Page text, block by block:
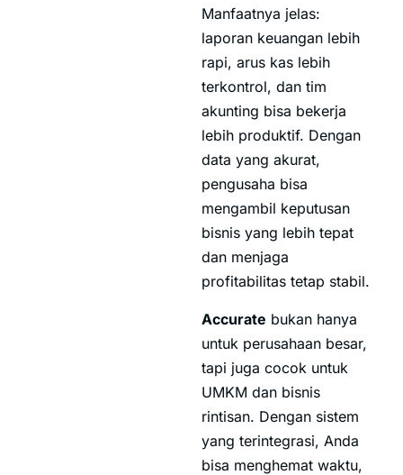
Manfaatnya jelas:
laporan keuangan lebih
rapi, arus kas lebih
terkontrol, dan tim
akunting bisa bekerja
lebih produktif. Dengan
data yang akurat,
pengusaha bisa
mengambil keputusan
bisnis yang lebih tepat
dan menjaga
profitabilitas tetap stabil.
Accurate bukan hanya
untuk perusahaan besar,
tapi juga cocok untuk
UMKM dan bisnis
rintisan. Dengan sistem
yang terintegrasi, Anda
bisa menghemat waktu,